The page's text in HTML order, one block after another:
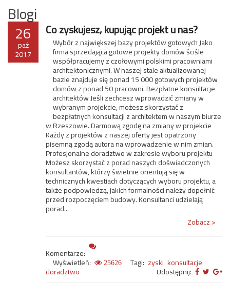
Blogi
26
paź
2017
Co zyskujesz, kupując projekt u nas?
Wybór z największej bazy projektów gotowych Jako
firma sprzedająca gotowe projekty domów ściśle
współpracujemy z czołowymi polskimi pracowniami
architektonicznymi. W naszej stale aktualizowanej
bazie znajduje się ponad 15 000 gotowych projektów
domów z ponad 50 pracowni. Bezpłatne konsultacje
architektów Jeśli zechcesz wprowadzić zmiany w
wybranym projekcie, możesz skorzystać z
bezpłatnych konsultacji z architektem w naszym biurze
w Rzeszowie. Darmową zgodę na zmiany w projekcie
Każdy z projektów z naszej oferty jest opatrzony
pisemną zgodą autora na wprowadzenie w nim zmian.
Profesjonalne doradztwo w zakresie wyboru projektu
Możesz skorzystać z porad naszych doświadczonych
konsultantów, którzy świetnie orientują się w
technicznych kwestiach dotyczących wyboru projektu, a
także podpowiedzą, jakich formalności należy dopełnić
przed rozpoczęciem budowy. Konsultanci udzielają
porad...
Zobacz >
Komentarze:
Wyświetleń: 25626 Tagi: zyski konsultacje
doradztwo Udostępnij: